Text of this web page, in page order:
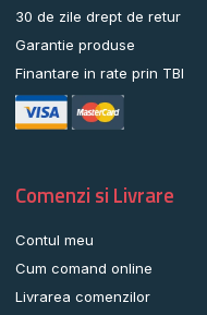
30 de zile drept de retur
Garantie produse
Finantare in rate prin TBI
Comenzi si Livrare
Contul meu
Cum comand online
Livrarea comenzilor